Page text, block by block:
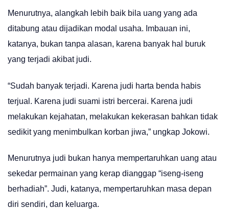
Menurutnya, alangkah lebih baik bila uang yang ada
ditabung atau dijadikan modal usaha. Imbauan ini,
katanya, bukan tanpa alasan, karena banyak hal buruk
yang terjadi akibat judi.
“Sudah banyak terjadi. Karena judi harta benda habis
terjual. Karena judi suami istri bercerai. Karena judi
melakukan kejahatan, melakukan kekerasan bahkan tidak
sedikit yang menimbulkan korban jiwa,” ungkap Jokowi.
Menurutnya judi bukan hanya mempertaruhkan uang atau
sekedar permainan yang kerap dianggap “iseng-iseng
berhadiah”. Judi, katanya, mempertaruhkan masa depan
diri sendiri, dan keluarga.